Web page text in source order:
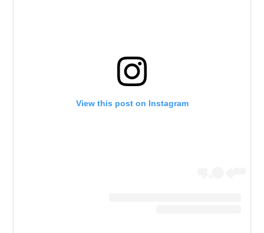
View this post on Instagram